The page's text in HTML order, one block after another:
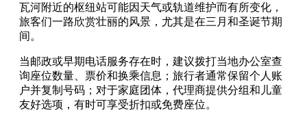
瓦河附近的枢纽站可能因天气或轨道维护而有所变化，
旅客们一路欣赏壮丽的风景，尤其是在三月和圣诞节期
间。
当邮政或早期电话服务存在时，建议拨打当地办公室查
询座位数量、票价和换乘信息；旅行者通常保留个人账
户并复制号码；对于家庭团体，代理商提供分组和儿童
友好选项，有时可享受折扣或免费座位。